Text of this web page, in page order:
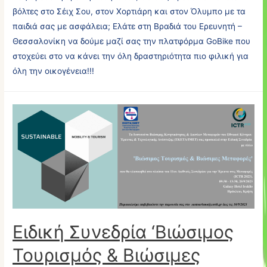
βόλτες στο Σέιχ Σου, στον Χορτιάρη και στον Όλυμπο με τα
παιδιά σας με ασφάλεια; Ελάτε στη Βραδιά του Ερευνητή –
Θεσσαλονίκη να δούμε μαζί σας την πλατφόρμα GoBike που
στοχεύει στο να κάνει την όλη δραστηριότητα πιο φιλική για
όλη την οικογένεια!!!
Ειδική Συνεδρία ‘Βιώσιμος
Τουρισμός & Βιώσιμες